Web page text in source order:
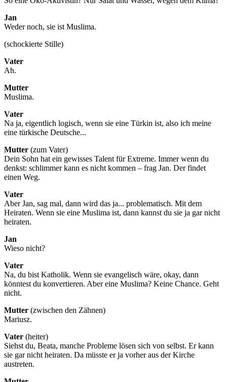
Jan
Weder noch, sie ist Muslima.
(schockierte Stille)
Vater
Ah.
Mutter
Muslima.
Vater
Na ja, eigentlich logisch, wenn sie eine Türkin ist, also ich meine
eine türkische Deutsche...
Mutter (zum Vater)
Dein Sohn hat ein gewisses Talent für Extreme. Immer wenn du
denkst: schlimmer kann es nicht kommen – frag Jan. Der findet
einen Weg.
Vater
Aber Jan, sag mal, dann wird das ja... problematisch. Mit dem
Heiraten. Wenn sie eine Muslima ist, dann kannst du sie ja gar nicht
heiraten.
Jan
Wieso nicht?
Vater
Na, du bist Katholik. Wenn sie evangelisch wäre, okay, dann
könntest du konvertieren. Aber eine Muslima? Keine Chance. Geht
nicht.
Mutter (zwischen den Zähnen)
Mariusz.
Vater (heiter)
Siehst du, Beata, manche Probleme lösen sich von selbst. Er kann
sie gar nicht heiraten. Da müsste er ja vorher aus der Kirche
austreten.